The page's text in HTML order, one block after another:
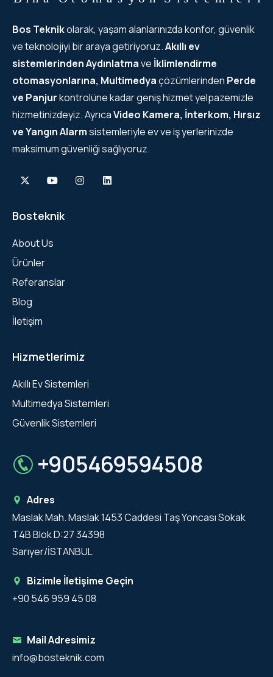
Bos Teknikolarak, yaşam alanlarınızda konfor, güvenlik
ve teknolojiyi bir araya getiriyoruz.Akıllı ev
sistemlerindenAydınlatmave İklimlendirme
otomasyonlarına, Multimedyaçözümlerinden Perde
ve Panjurkontrolüne kadar geniş hizmet yelpazemizle
hizmetinizdeyiz. AyrıcaVideo Kamera, İnterkom, Hırsız
ve Yangın Alarmsistemleriyle ev ve iş yerlerinizde
maksimum güvenliği sağlıyoruz.
Bosteknik
About Us
Ürünler
Referanslar
Blog
İletişim
Hizmetlerimiz
Akıllı Ev Sistemleri
Multimedya Sistemleri
Güvenlik Sistemleri
+905469594508
Adres
Maslak Mah. Maslak 1453 Caddesi Taş Yoncası Sokak
T4B Blok D:27 34398
Sarıyer/İSTANBUL
Bizimle İletişime Geçin
+90 546 959 45 08
Mail Adresimiz
info@bosteknik.com